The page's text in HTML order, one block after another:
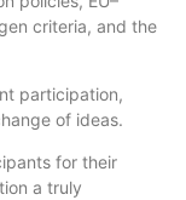
criteria, and the
participation,
of ideas.
for their
a truly